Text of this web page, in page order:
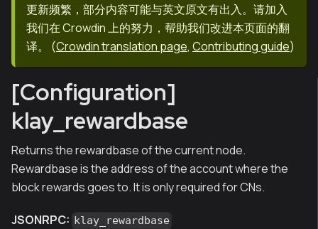
更新频繁，部分内容可能与英文原文有出入。请加入
我们在 Crowdin 上的努力，帮助我们改进本页面的翻
译。
(Crowdin translation page, Contributing guide)
[Configuration]
klay_rewardbase
Returns the rewardbase of the current node.
Rewardbase is the address of the account where the
block rewards goes to. It is only required for CNs.
JSONRPC: klay_rewardbase